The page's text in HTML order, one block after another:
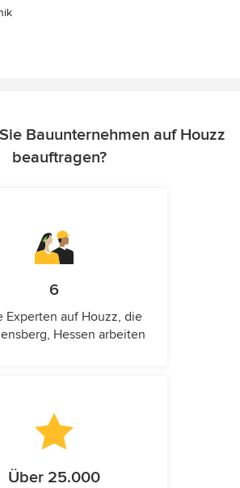
Bauunternehmen auf Houzz
beauftragen?
6
Experten auf Houzz, die
Hessen arbeiten
Über 25.000